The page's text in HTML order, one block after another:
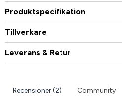
Produktspecifikation
Tillverkare
Leverans & Retur
Recensioner (2) Community